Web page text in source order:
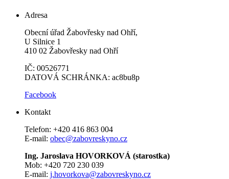
Adresa
Obecní úřad Žabovřesky nad Ohří,
U Silnice 1
410 02 Žabovřesky nad Ohří
IČ: 00526771
DATOVÁ SCHRÁNKA: ac8bu8p
Facebook
Kontakt
Telefon: +420 416 863 004
E-mail: obec@zabovreskyno.cz
Ing. Jaroslava HOVORKOVÁ (starostka)
Mob: +420 720 230 039
E-mail: j.hovorkova@zabovreskyno.cz